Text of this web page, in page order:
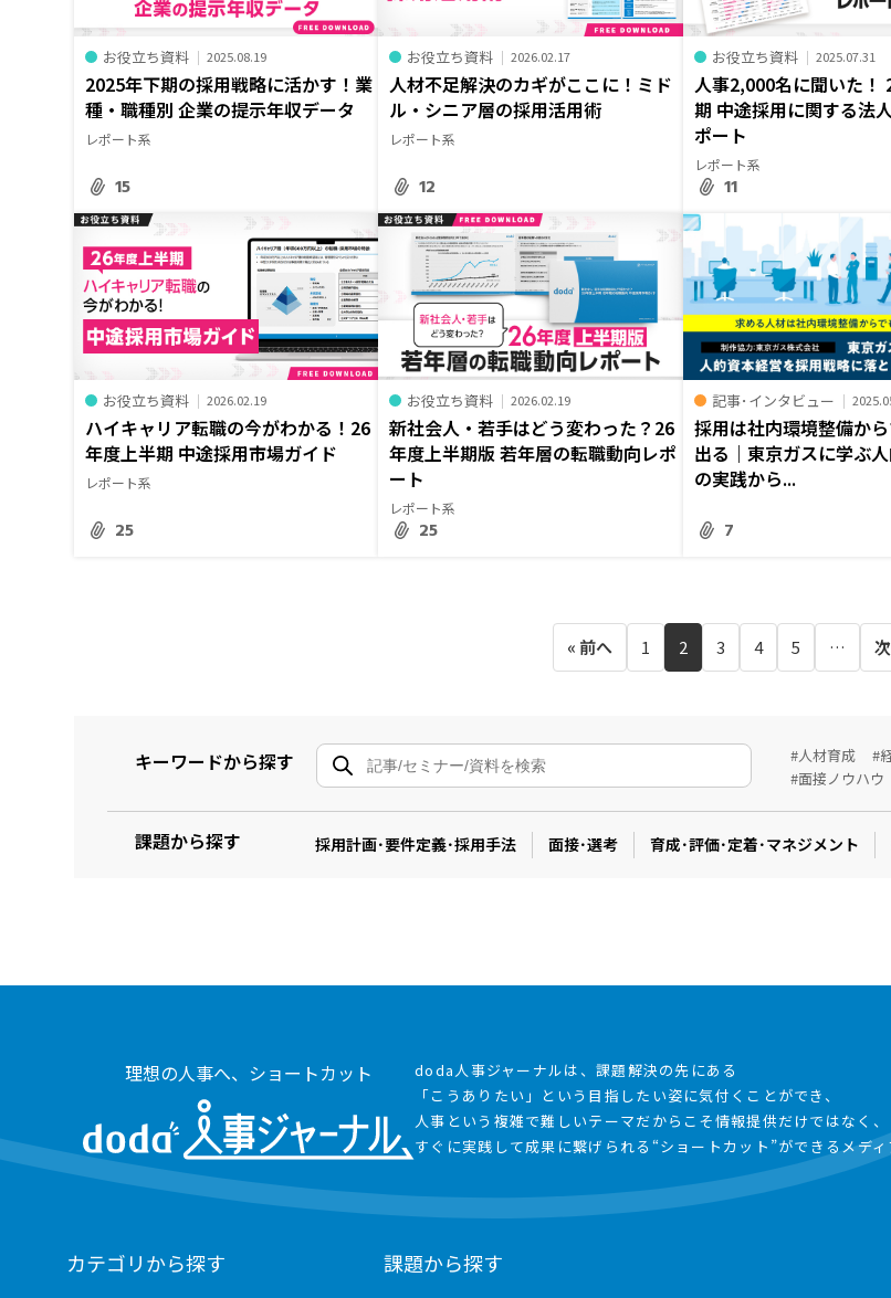
お役立ち資料 2025.08.19
2025年下期の採用戦略に活かす！業
種・職種別 企業の提示年収データ
レポート系
15
お役立ち資料 2026.02.17
人材不足解決のカギがここに！ミド
ル・シニア層の採用活用術
レポート系
12
お役立ち資料 2025.07.31
人事2,000名に聞いた！
期 中途採用に関する法
ポート
レポート系
11
お役立ち資料 2026.02.19
ハイキャリア転職の今がわかる！26
年度上半期 中途採用市場ガイド
レポート系
25
お役立ち資料 2026.02.19
新社会人・若手はどう変わった？26
年度上半期版 若年層の転職動向レポ
ート
レポート系
25
記事･インタビュー
採用は社内環境整備か
出る｜東京ガスに学ぶ
の実践から...
7
« 前へ 1 2 3 4 5 …
キーワードから探す #人材育成 #
#面接ノウハウ
課題から探す 採用計画･要件定義･採用手法 面接･選考 育成･評価･定着･マネジメント
理想の人事へ、ショートカット
doda人事ジャーナルは、課題解決の先にある
「こうありたい」という目指したい姿に気付くことができ、
人事という複雑で難しいテーマだからこそ情報提供だけではなく、
すぐに実践して成果に繋げられる“ショートカット”ができるメディ
カテゴリから探す 課題から探す